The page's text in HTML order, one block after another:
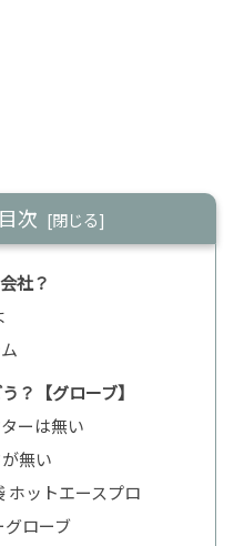
次
社？
？【グローブ】
ーは無い
無い
ホットエースプロ
グローブ